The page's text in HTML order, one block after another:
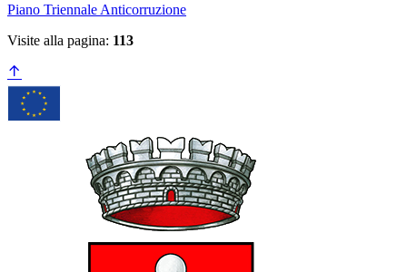
Piano Triennale Anticorruzione
Visite alla pagina: 113